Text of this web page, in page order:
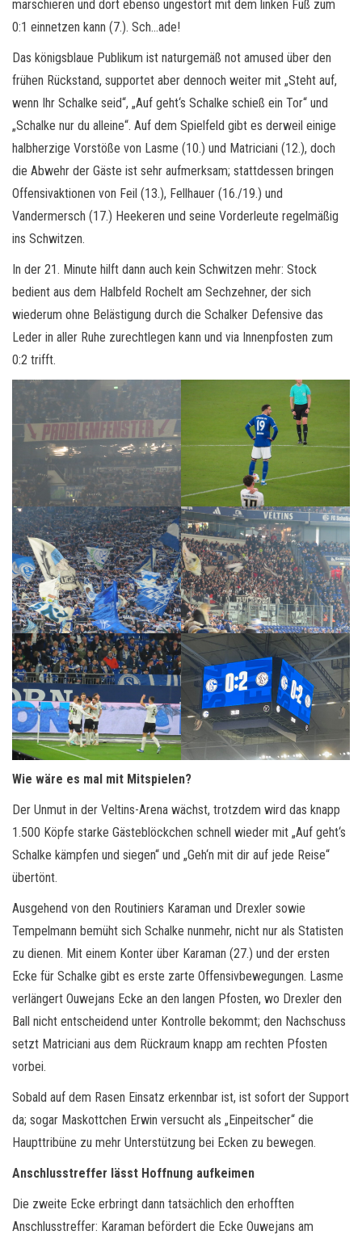
marschieren und dort ebenso ungestört mit dem linken Fuß zum
0:1 einnetzen kann (7.). Sch…ade!
Das königsblaue Publikum ist naturgemäß not amused über den
frühen Rückstand, supportet aber dennoch weiter mit „Steht auf,
wenn Ihr Schalke seid“, „Auf geht‘s Schalke schieß ein Tor“ und
„Schalke nur du alleine“. Auf dem Spielfeld gibt es derweil einige
halbherzige Vorstöße von Lasme (10.) und Matriciani (12.), doch
die Abwehr der Gäste ist sehr aufmerksam; stattdessen bringen
Offensivaktionen von Feil (13.), Fellhauer (16./19.) und
Vandermersch (17.) Heekeren und seine Vorderleute regelmäßig
ins Schwitzen.
In der 21. Minute hilft dann auch kein Schwitzen mehr: Stock
bedient aus dem Halbfeld Rochelt am Sechzehner, der sich
wiederum ohne Belästigung durch die Schalker Defensive das
Leder in aller Ruhe zurechtlegen kann und via Innenpfosten zum
0:2 trifft.
Wie wäre es mal mit Mitspielen?
Der Unmut in der Veltins-Arena wächst, trotzdem wird das knapp
1.500 Köpfe starke Gästeblöckchen schnell wieder mit „Auf geht‘s
Schalke kämpfen und siegen“ und „Geh‘n mit dir auf jede Reise“
übertönt.
Ausgehend von den Routiniers Karaman und Drexler sowie
Tempelmann bemüht sich Schalke nunmehr, nicht nur als Statisten
zu dienen. Mit einem Konter über Karaman (27.) und der ersten
Ecke für Schalke gibt es erste zarte Offensivbewegungen. Lasme
verlängert Ouwejans Ecke an den langen Pfosten, wo Drexler den
Ball nicht entscheidend unter Kontrolle bekommt; den Nachschuss
setzt Matriciani aus dem Rückraum knapp am rechten Pfosten
vorbei.
Sobald auf dem Rasen Einsatz erkennbar ist, ist sofort der Support
da; sogar Maskottchen Erwin versucht als „Einpeitscher“ die
Haupttribüne zu mehr Unterstützung bei Ecken zu bewegen.
Anschlusstreffer lässt Hoffnung aufkeimen
Die zweite Ecke erbringt dann tatsächlich den erhofften
Anschlusstreffer: Karaman befördert die Ecke Ouwejans am